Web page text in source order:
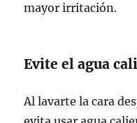
mayor irritación.
Evite el agua
Al lavarte la cara